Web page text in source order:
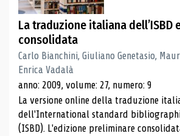
La traduzione italiana dell’ISBD
consolidata
Carlo Bianchini, Giuliano Genetasio,
Enrica Vadalà
anno: 2009, volume: 27, numero: 9
La versione online della traduzione
dell'International standard
(ISBD). L'edizione preliminare